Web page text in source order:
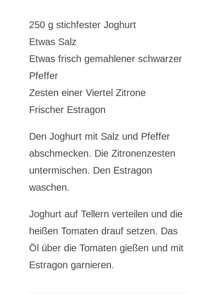
250 g stichfester Joghurt
Etwas Salz
Etwas frisch gemahlener schwarzer
Pfeffer
Zesten einer Viertel Zitrone
Frischer Estragon
Den Joghurt mit Salz und Pfeffer
abschmecken. Die Zitronenzesten
untermischen. Den Estragon
waschen.
Joghurt auf Tellern verteilen und die
heißen Tomaten drauf setzen. Das
Öl über die Tomaten gießen und mit
Estragon garnieren.